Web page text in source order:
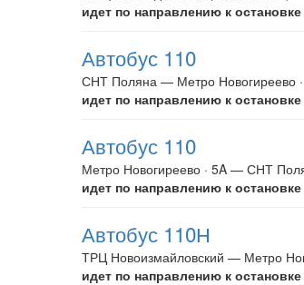
идет по направлению к остановке
Автобус 110
СНТ Поляна — Метро Новогиреево
идет по направлению к остановке
Автобус 110
Метро Новогиреево · 5A — СНТ
идет по направлению к остановке
Автобус 110Н
ТРЦ Новоизмайловский — Метро
идет по направлению к остановке